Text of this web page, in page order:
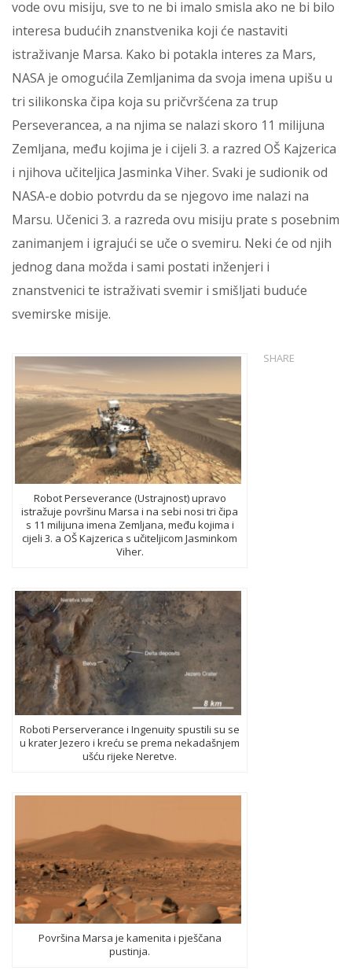
vode ovu misiju, sve to ne bi imalo smisla ako ne bi bilo
interesa budućih znanstvenika koji će nastaviti
istraživanje Marsa. Kako bi potakla interes za Mars,
NASA je omogućila Zemljanima da svoja imena upišu u
tri silikonska čipa koja su pričvršćena za trup
Perseverancea, a na njima se nalazi skoro 11 milijuna
Zemljana, među kojima je i cijeli 3. a razred OŠ Kajzerica
i njihova učiteljica Jasminka Viher. Svaki je sudionik od
NASA-e dobio potvrdu da se njegovo ime nalazi na
Marsu. Učenici 3. a razreda ovu misiju prate s posebnim
zanimanjem i igrajući se uče o svemiru. Neki će od njih
jednog dana možda i sami postati inženjeri i
znanstvenici te istraživati svemir i smišljati buduće
svemirske misije.
Robot Perseverance (Ustrajnost) upravo
istražuje površinu Marsa i na sebi nosi tri čipa
s 11 milijuna imena Zemljana, među kojima i
cijeli 3. a OŠ Kajzerica s učiteljicom Jasminkom
Viher.
Roboti Perserverance i Ingenuity spustili su se
u krater Jezero i kreću se prema nekadašnjem
ušću rijeke Neretve.
Površina Marsa je kamenita i pješčana
pustinja.
SHARE